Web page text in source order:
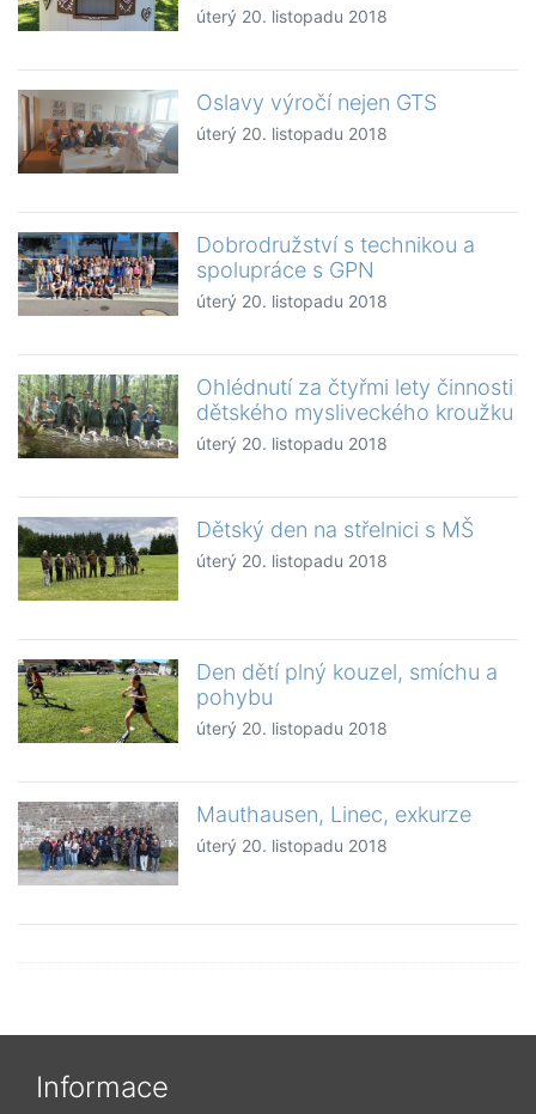
úterý 20. listopadu 2018
Oslavy výročí nejen GTS
úterý 20. listopadu 2018
Dobrodružství s technikou a
spolupráce s GPN
úterý 20. listopadu 2018
Ohlédnutí za čtyřmi lety činnosti
dětského mysliveckého kroužku
úterý 20. listopadu 2018
Dětský den na střelnici s MŠ
úterý 20. listopadu 2018
Den dětí plný kouzel, smíchu a
pohybu
úterý 20. listopadu 2018
Mauthausen, Linec, exkurze
úterý 20. listopadu 2018
Informace